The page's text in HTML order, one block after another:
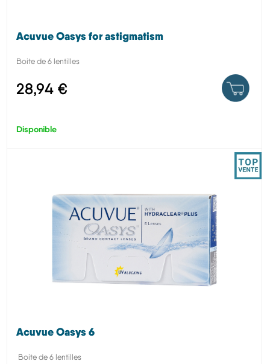
Acuvue Oasys for astigmatism
Boite de 6 lentilles
28,94 €
Disponible
Acuvue Oasys 6
Boite de 6 lentilles